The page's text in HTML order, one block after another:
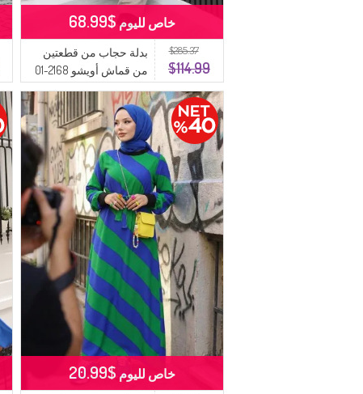
$285.37
$114.99
بدلة حجاب من قطعتين
من قماش أويشو 2168-01
مينك
خاص لليوم $68.99
خاص لليوم $20.99